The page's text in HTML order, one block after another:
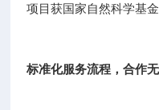
项目获国家自然科学基金
标准化服务流程，合作